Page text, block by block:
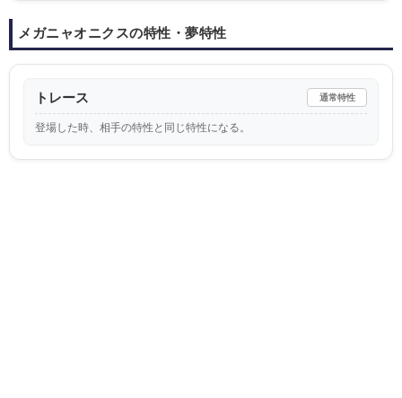
メガニャオニクスの特性・夢特性
トレース 通常特性
登場した時、相手の特性と同じ特性になる。